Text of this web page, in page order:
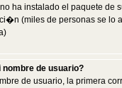
ha instalado el paquete
(miles de personas se
de usuario?
de usuario, la primera